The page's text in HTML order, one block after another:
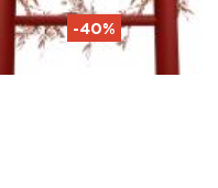
-40%